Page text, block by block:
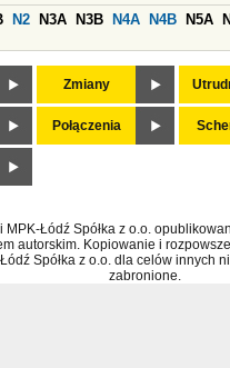
N2 N3A N3B N4A N4B N5A
Zmiany
Połączenia
MPK-Łódź Spółka z o.o.
autorskim. Kopiowanie i
Spółka z o.o. dla celów innych
zabronione.